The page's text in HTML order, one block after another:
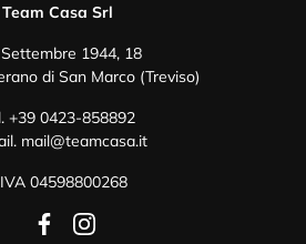
Team Casa Srl
1944, 18
di San Marco (Treviso)
+39 0423-858892
mail@teamcasa.it
04598800268